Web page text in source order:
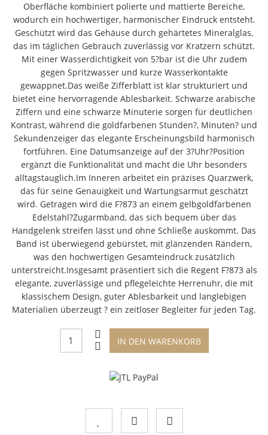
Oberfläche kombiniert polierte und mattierte Bereiche,
wodurch ein hochwertiger, harmonischer Eindruck entsteht.
Geschützt wird das Gehäuse durch gehärtetes Mineralglas,
das im täglichen Gebrauch zuverlässig vor Kratzern schützt.
Mit einer Wasserdichtigkeit von 5?bar ist die Uhr zudem
gegen Spritzwasser und kurze Wasserkontakte
gewappnet.Das weiße Zifferblatt ist klar strukturiert und
bietet eine hervorragende Ablesbarkeit. Schwarze arabische
Ziffern und eine schwarze Minuterie sorgen für deutlichen
Kontrast, während die goldfarbenen Stunden?, Minuten? und
Sekundenzeiger das elegante Erscheinungsbild harmonisch
fortführen. Eine Datumsanzeige auf der 3?Uhr?Position
ergänzt die Funktionalität und macht die Uhr besonders
alltagstauglich.Im Inneren arbeitet ein präzises Quarzwerk,
das für seine Genauigkeit und Wartungsarmut geschätzt
wird. Getragen wird die F?873 an einem gelbgoldfarbenen
Edelstahl?Zugarmband, das sich bequem über das
Handgelenk streifen lässt und ohne Schließe auskommt. Das
Band ist überwiegend gebürstet, mit glänzenden Rändern,
was den hochwertigen Gesamteindruck zusätzlich
unterstreicht.Insgesamt präsentiert sich die Regent F?873 als
elegante, zuverlässige und pflegeleichte Herrenuhr, die mit
klassischem Design, guter Ablesbarkeit und langlebigen
Materialien überzeugt ? ein zeitloser Begleiter für jeden Tag.
IN DEN WARENKORB